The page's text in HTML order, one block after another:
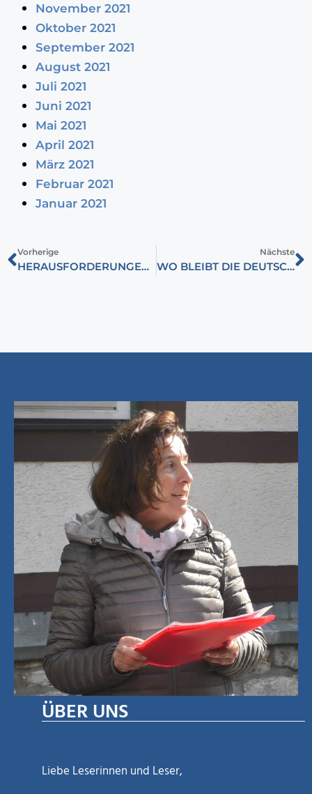
November 2021
Oktober 2021
September 2021
August 2021
Juli 2021
Juni 2021
Mai 2021
April 2021
März 2021
Februar 2021
Januar 2021
Vorherige
HERAUSFORDERUNGEN DER EUROPÄISCHEN UNION – PERSPEKTIVEN AUS UNGARN
Nächste
WO BLEIBT DIE DEUTSCHE ENTSCHULDIGUNGSKULTUR?
ÜBER UNS
Liebe Leserinnen und Leser,